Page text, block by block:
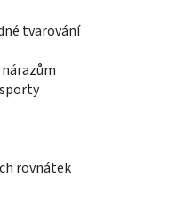
tvarování
rovnátek